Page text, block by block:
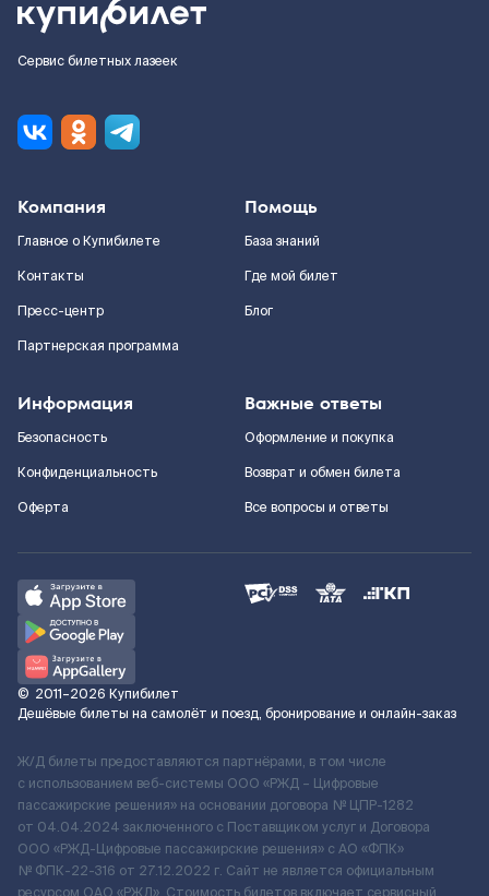
Сервис билетных лазеек
Компания
Главное о Купибилете
Контакты
Пресс-центр
Партнерская программа
Помощь
База знаний
Где мой билет
Блог
Информация
Безопасность
Конфиденциальность
Оферта
Важные ответы
Оформление и покупка
Возврат и обмен билета
Все вопросы и ответы
© 2011–2026 Купибилет
Дешёвые билеты на самолёт и поезд, бронирование и онлайн-заказ
Ж/Д билеты предоставляются партнёрами, в том числе
с использованием веб-системы ООО «РЖД – Цифровые
пассажирские решения» на основании договора № ЦПР-1282
от 04.04.2024 заключенного с Поставщиком услуг и Договора
ООО «РЖД-Цифровые пассажирские решения» c АО «ФПК»
№ ФПК-22-316 от 27.12.2022 г. Сайт не является официальным